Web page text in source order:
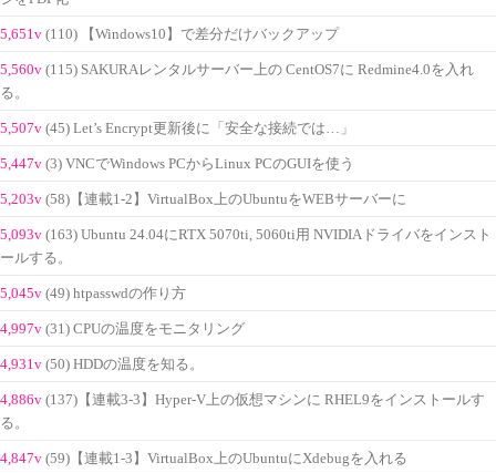
5,651v (110) 【Windows10】で差分だけバックアップ
5,560v (115) SAKURAレンタルサーバー上の CentOS7に Redmine4.0を入れ
る。
5,507v (45) Let’s Encrypt更新後に「安全な接続では…」
5,447v (3) VNCでWindows PCからLinux PCのGUIを使う
5,203v (58)【連載1-2】VirtualBox上のUbuntuをWEBサーバーに
5,093v (163) Ubuntu 24.04にRTX 5070ti, 5060ti用 NVIDIAドライバをインスト
ールする。
5,045v (49) htpasswdの作り方
4,997v (31) CPUの温度をモニタリング
4,931v (50) HDDの温度を知る。
4,886v (137)【連載3-3】Hyper-V上の仮想マシンに RHEL9をインストールす
る。
4,847v (59)【連載1-3】VirtualBox上のUbuntuにXdebugを入れる